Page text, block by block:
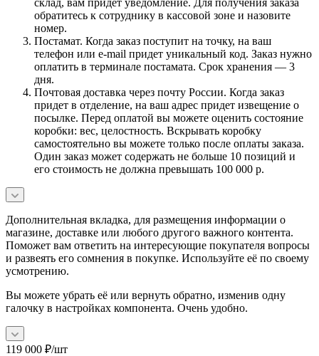
обратитесь к сотруднику в кассовой зоне и назовите
номер.
Постамат. Когда заказ поступит на точку, на ваш
телефон или e-mail придет уникальный код. Заказ нужно
оплатить в терминале постамата. Срок хранения — 3
дня.
Почтовая доставка через почту России. Когда заказ
придет в отделение, на ваш адрес придет извещение о
посылке. Перед оплатой вы можете оценить состояние
коробки: вес, целостность. Вскрывать коробку
самостоятельно вы можете только после оплаты заказа.
Один заказ может содержать не больше 10 позиций и
его стоимость не должна превышать 100 000 р.
Дополнительная вкладка, для размещения информации о
магазине, доставке или любого другого важного контента.
Поможет вам ответить на интересующие покупателя вопросы
и развеять его сомнения в покупке. Используйте её по своему
усмотрению.
Вы можете убрать её или вернуть обратно, изменив одну
галочку в настройках компонента. Очень удобно.
119 000 ₽/шт